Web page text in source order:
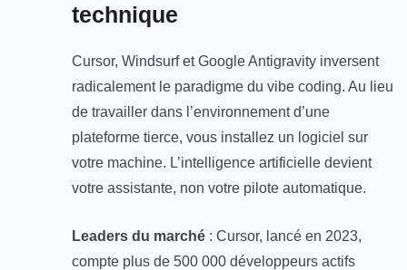
technique
Cursor, Windsurf et Google Antigravity inversent
radicalement le paradigme du vibe coding. Au lieu
de travailler dans l’environnement d’une
plateforme tierce, vous installez un logiciel sur
votre machine. L’intelligence artificielle devient
votre assistante, non votre pilote automatique.
Leaders du marché : Cursor, lancé en 2023,
compte plus de 500 000 développeurs actifs